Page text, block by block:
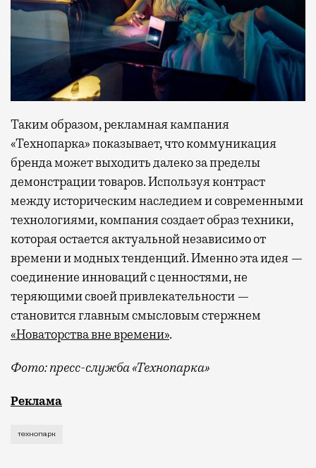
Таким образом, рекламная кампания
«Технопарка» показывает, что коммуникация
бренда может выходить далеко за пределы
демонстрации товаров. Используя контраст
между историческим наследием и современными
технологиями, компания создает образ техники,
которая остается актуальной независимо от
времени и модных тенденций. Именно эта идея —
соединение инноваций с ценностями, не
теряющими своей привлекательности —
становится главным смысловым стержнем
«Новаторства вне времени».
Фото: пресс-служба «Технопарка»
Рекламные кампании техники редко выходят за
Реклама
технопарк